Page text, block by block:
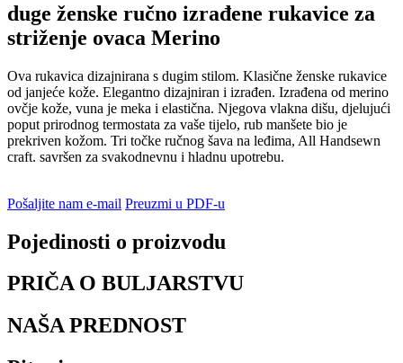
duge ženske ručno izrađene rukavice za
striženje ovaca Merino
Ova rukavica dizajnirana s dugim stilom. Klasične ženske rukavice
od janjeće kože. Elegantno dizajniran i izrađen. Izrađena od merino
ovčje kože, vuna je meka i elastična. Njegova vlakna dišu, djelujući
poput prirodnog termostata za vaše tijelo, rub manšete bio je
prekriven kožom. Tri točke ručnog šava na leđima, All Handsewn
craft. savršen za svakodnevnu i hladnu upotrebu.
Pošaljite nam e-mail Preuzmi u PDF-u
Pojedinosti o proizvodu
PRIČA O BULJARSTVU
NAŠA PREDNOST